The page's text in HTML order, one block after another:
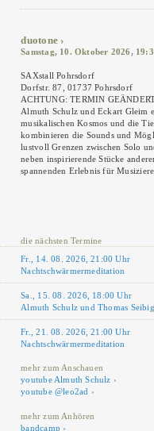
duotone
Samstag, 10. Oktober 2026,
SAXstall Pohrsdorf
Dorfstr. 87, 01737 Pohrsdorf
ACHTUNG: TERMIN
Almuth Schulz und Eckart Gleim
musikalischen Kosmos und die
kombinieren die Sounds und
lustvoll Grenzen zwischen Solo
neben inspirierende Stücke
spannenden Erlebnis für
die nächsten Termine
Fr., 14. 08. 2026, 21:00 Uhr
Nachtschwärmermeditation
Sa., 15. 08. 2026, 18:00 Uhr
Almuth Schulz und Thomas Seibig
Fr., 21. 08. 2026, 21:00 Uhr
Nachtschwärmermeditation
mehr zum Anschauen
youtube Almuth Schulz
youtube @leo2ad
mehr zum Anhören
bandcamp